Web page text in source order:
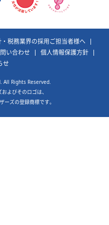
税務業界の採用ご担当者様へ
い合わせ
個人情報保護方針
せ
All Rights Reserved.
よびそのロゴは、
ーズの登録商標です。